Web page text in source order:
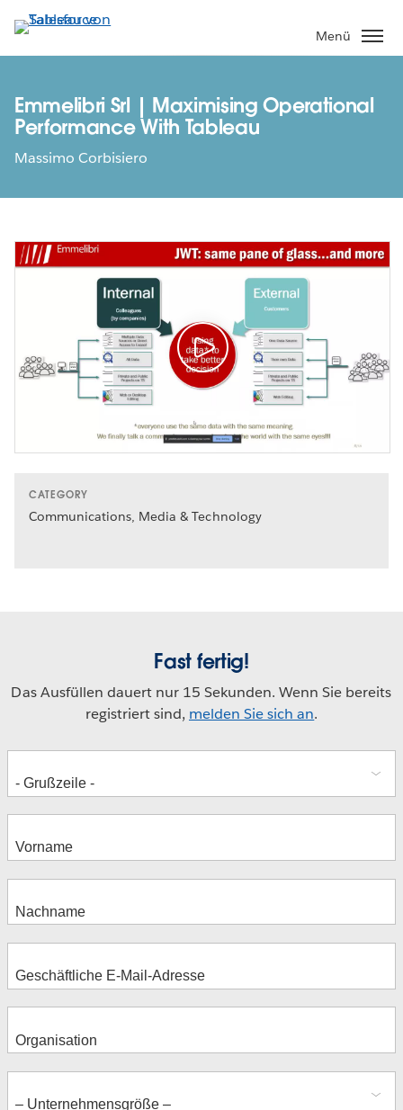
Direkt
zum
Inhalt
Menü
Emmelibri Srl | Maximising Operational
Performance With Tableau
Massimo Corbisiero
CATEGORY
Communications, Media & Technology
Fast fertig!
Das Ausfüllen dauert nur 15 Sekunden. Wenn Sie bereits
registriert sind, melden Sie sich an.